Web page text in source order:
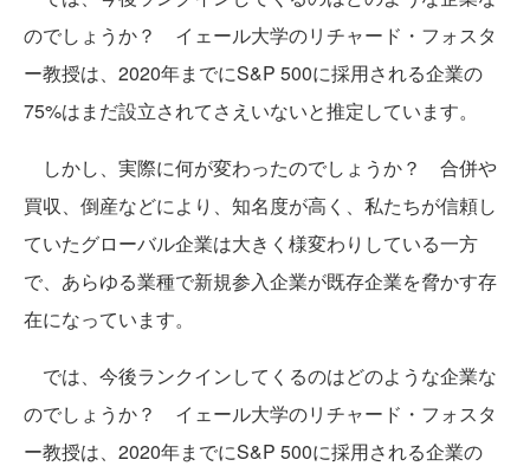
のでしょうか？ イェール大学のリチャード・フォスタ
ー教授は、2020年までにS&P 500に採用される企業の
75%はまだ設立されてさえいないと推定しています。
しかし、実際に何が変わったのでしょうか？ 合併や
買収、倒産などにより、知名度が高く、私たちが信頼し
ていたグローバル企業は大きく様変わりしている一方
で、あらゆる業種で新規参入企業が既存企業を脅かす存
在になっています。
では、今後ランクインしてくるのはどのような企業な
のでしょうか？ イェール大学のリチャード・フォスタ
ー教授は、2020年までにS&P 500に採用される企業の